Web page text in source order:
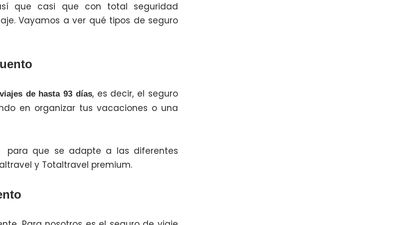
que casi que con total seguridad
Vayamos a ver qué tipos de seguro
viajes de hasta 93 días, es decir, el seguro
en organizar tus vacaciones o una
para que se adapte a las diferentes
y Totaltravel premium.